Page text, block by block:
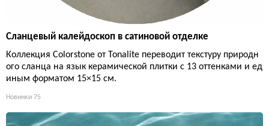
Сланцевый калейдоскоп в сатиновой отделке
Коллекция Colorstone от Tonalite переводит текстуру природн
ого сланца на язык керамической плитки с 13 оттенками и ед
иным форматом 15×15 см.
Новинки 75